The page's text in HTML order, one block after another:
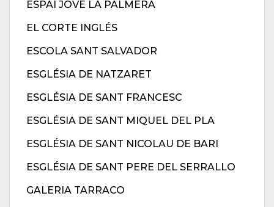
ESPAI JOVE LA PALMERA
EL CORTE INGLÉS
ESCOLA SANT SALVADOR
ESGLÉSIA DE NATZARET
ESGLÉSIA DE SANT FRANCESC
ESGLÉSIA DE SANT MIQUEL DEL PLA
ESGLÉSIA DE SANT NICOLAU DE BARI
ESGLÉSIA DE SANT PERE DEL SERRALLO
GALERIA TARRACO